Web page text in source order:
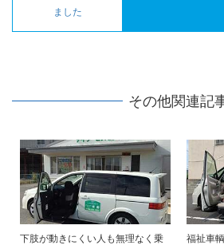
ました
その他関連記
下肢が動きにくい人も無理なく乗
福祉車